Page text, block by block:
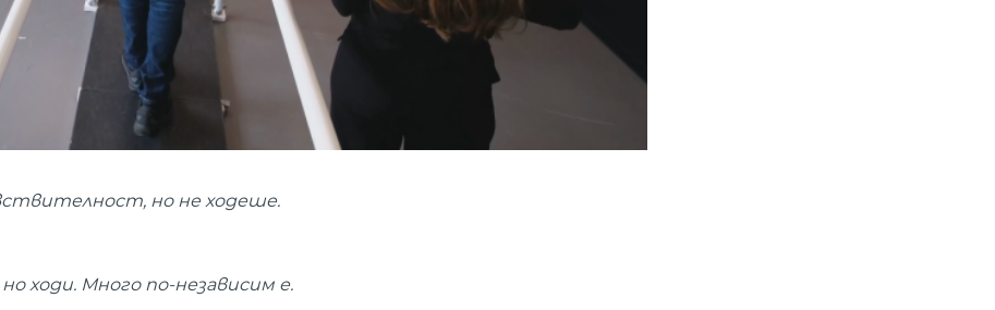
но не ходеше.
ходи. Много по-независим е.